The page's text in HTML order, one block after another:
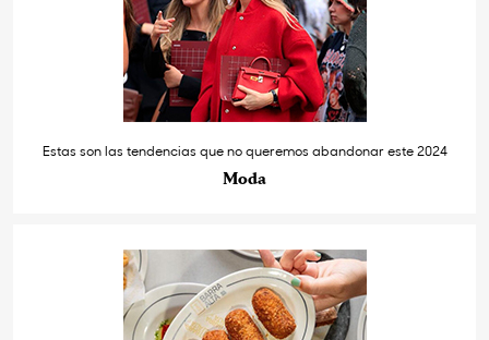
Estas son las tendencias que no queremos abandonar este 2024
Moda